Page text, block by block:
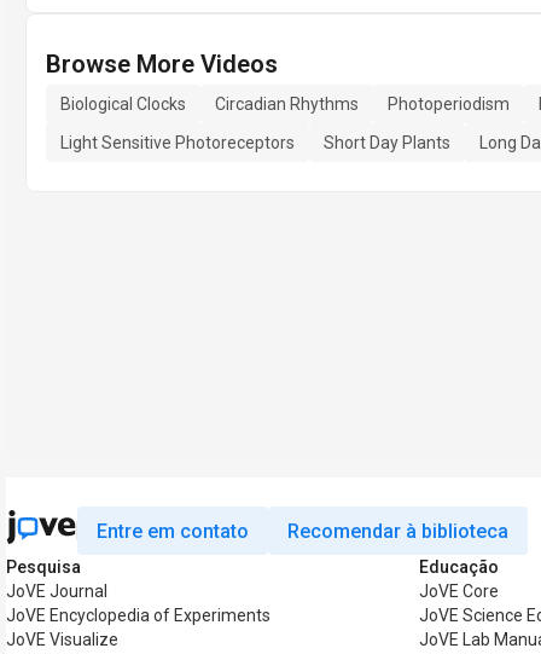
Browse More Videos
Biological Clocks Circadian Rhythms Photoperiodism
Light Sensitive Photoreceptors
Short Day Plants Long
Entre em contato Recomendar à biblioteca
Pesquisa
JoVE Journal
JoVE Encyclopedia of Experiments
JoVE Visualize
Educação
JoVE Core
JoVE Science
JoVE Lab